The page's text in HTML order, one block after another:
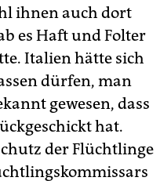
ihnen auch dort
es Haft und Folter
Italien hätte sich
dürfen, man
gewesen, dass
hat.
der Flüchtlinge